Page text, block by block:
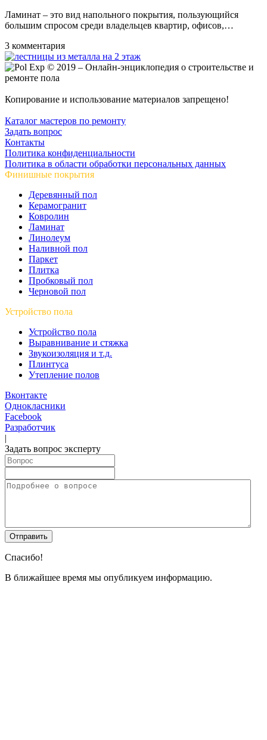
Ламинат – это вид напольного покрытия, пользующийся
большим спросом среди владельцев квартир, офисов,…
3 комментария
© 2019 – Онлайн-энциклопедия о строительстве и
ремонте пола
Копирование и использование материалов запрещено!
Каталог мастеров по ремонту
Задать вопрос
Контакты
Политика конфиденциальности
Политика в области обработки персональных данных
Финишные покрытия
Деревянный пол
Керамогранит
Ковролин
Ламинат
Линолеум
Наливной пол
Паркет
Плитка
Пробковый пол
Черновой пол
Устройство пола
Устройство пола
Выравнивание и стяжка
Звукоизоляция и т.д.
Плинтуса
Утепление полов
Вконтакте
Однокласники
Facebook
Разработчик
|
Задать вопрос эксперту
Спасибо!
В ближайшее время мы опубликуем информацию.